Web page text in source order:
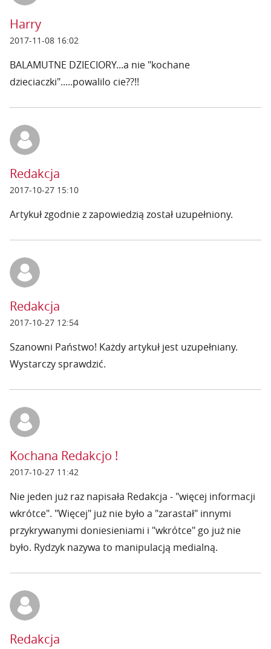
Harry
2017-11-08 16:02
BALAMUTNE DZIECIORY...a nie "kochane
dzieciaczki".....powalilo cie??!!
Redakcja
2017-10-27 15:10
Artykuł zgodnie z zapowiedzią został uzupełniony.
Redakcja
2017-10-27 12:54
Szanowni Państwo! Każdy artykuł jest uzupełniany.
Wystarczy sprawdzić.
Kochana Redakcjo !
2017-10-27 11:42
Nie jeden już raz napisała Redakcja - "więcej informacji
wkrótce". "Więcej" już nie było a "zarastał" innymi
przykrywanymi doniesieniami i "wkrótce" go już nie
było. Rydzyk nazywa to manipulacją medialną.
Redakcja